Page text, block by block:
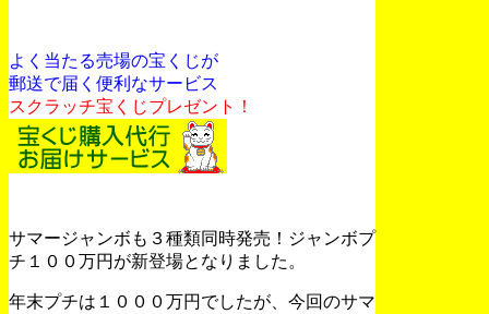
よく当たる売場の宝くじが
郵送で届く便利なサービス
スクラッチ宝くじプレゼント！
サマージャンボも３種類同時発売！ジャンボプ
チ１００万円が新登場となりました。
年末プチは１０００万円でしたが、今回のサマ